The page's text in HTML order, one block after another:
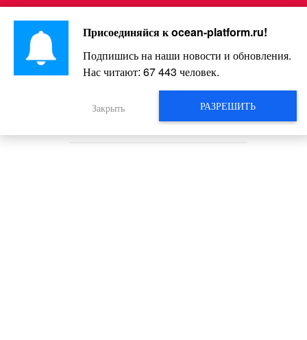
Перейти
контенту
Интересно и весело!
Невозможное возможно: семья
растит три пары близнецов,
родившихся 28 февраля
Присоединяйся кocean-platform.ru!
Подпишись на наши новости и обновления.
Нас читают: 67 443 человек.
РАЗРЕШИТЬ
Закрыть